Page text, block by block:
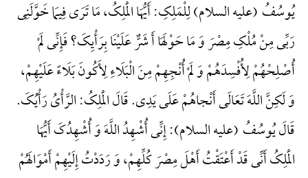
یُوسُفُ (علیه السلام) لِلْمَلِکِ: أَیُّهَا الْمَلِکُ، مَا تَرَی فِیمَا خَوَّلَنِی
رَبِّی مِنْ مُلْکِ مِصْرَ وَ مَا حَوْلَهَا أَ شَرٌّ عَلَیْنَا بِرَأْیِکَ؟ فَإِنِّی لَمْ
أُصْلِحْهُمْ لِأُفْسِدَهُمْ وَ لَمْ أُنْجِهِمْ مِنَ الْبَلَاءِ لِأَکُونَ بَلَاءً عَلَیْهِمْ،
وَ لَکِنَّ اللَّهَ تَعَالَی أَنْجاهُمْ عَلَی یَدِی. قَالَ الْمَلِکُ: الرَّأْیُ رَأْیُکَ.
قَالَ یُوسُفُ (علیه السلام): إِنِّی أُشْهِدُ اللَّهَ وَ أُشْهِدُکَ أَیُّهَا
الْمَلِکُ أَنِّی قَدْ أَعْتَقْتُ أَهْلَ مِصْرَ کُلِّهِمْ، وَ رَدَدْتُ إِلَیْهِمْ أَمْوَالَهُمْ